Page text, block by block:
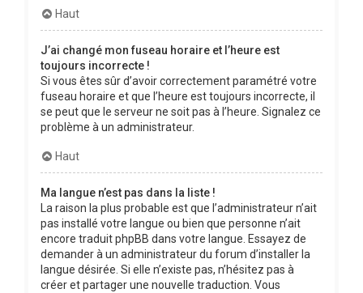
Haut
J’ai changé mon fuseau horaire et l’heure est
toujours incorrecte !
Si vous êtes sûr d’avoir correctement paramétré votre
fuseau horaire et que l’heure est toujours incorrecte, il
se peut que le serveur ne soit pas à l’heure. Signalez ce
problème à un administrateur.
Haut
Ma langue n’est pas dans la liste !
La raison la plus probable est que l’administrateur n’ait
pas installé votre langue ou bien que personne n’ait
encore traduit phpBB dans votre langue. Essayez de
demander à un administrateur du forum d’installer la
langue désirée. Si elle n’existe pas, n’hésitez pas à
créer et partager une nouvelle traduction. Vous